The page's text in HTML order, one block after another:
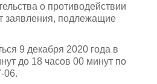
о противодействии
заявления, подлежащие
9 декабря 2020 года в
до 18 часов 00 минут по
06.